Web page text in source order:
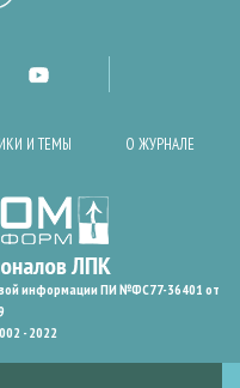
И ТЕМЫ О ЖУРНАЛЕ
информации ПИ №ФС77-36401 от
- 2022